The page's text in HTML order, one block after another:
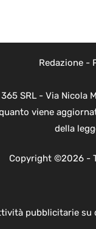
Redazione-
SRL - Via Nicola
viene
della
Copyright ©2026 -
pubblicitarie su